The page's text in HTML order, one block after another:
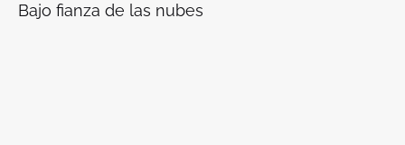
Bajo fianza de las nubes